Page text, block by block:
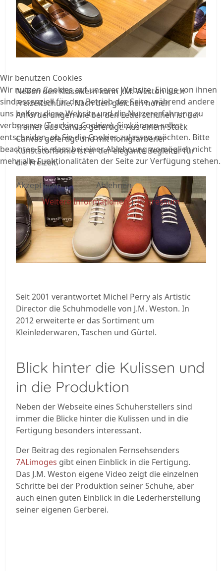
Neben den Klassikern kann J.M. Weston auch
Freizeitschuhe. Nach den gleichen hohen
Anforderungen wie bei den Lederschuhen ist der
Trainer aus Canvas gefertigt. Aus einem Stück
Canvas gefertigt und mit honigfarbener
Kunststoffsohle ist er der elegante Begleiter für
die Freizeit.
Seit 2001 verantwortet Michel Perry als Artistic
Director die Schuhmodelle von J.M. Weston. In
2012 erweiterte er das Sortiment um
Kleinlederwaren, Taschen und Gürtel.
Blick hinter die Kulissen und
in die Produktion
Neben der Webseite eines Schuherstellers sind
immer die Blicke hinter die Kulissen und in die
Fertigung besonders interessant.
Der Beitrag des regionalen Fernsehsenders
7ALimoges gibt einen Einblick in die Fertigung.
Das J.M. Weston eigene Video zeigt die einzelnen
Schritte bei der Produktion seiner Schuhe, aber
auch einen guten Einblick in die Lederherstellung
seiner eigenen Gerberei.
Wir benutzen Cookies
Wir nutzen Cookies auf unserer Website. Einige von ihnen
sind essenziell für den Betrieb der Seite, während andere
uns helfen, diese Website und die Nutzererfahrung zu
verbessern (Tracking Cookies). Sie können selbst
entscheiden, ob Sie die Cookies zulassen möchten. Bitte
beachten Sie, dass bei einer Ablehnung womöglich nicht
mehr alle Funktionalitäten der Seite zur Verfügung stehen.
Akzeptieren
Ablehnen
Weitere Informationen|Impressum